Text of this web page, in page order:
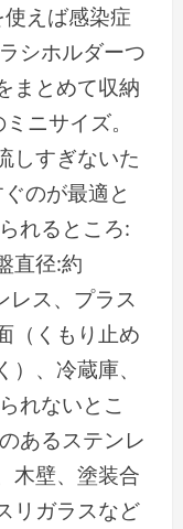
えば感染症
シホルダーつ
まとめて収納
ニサイズ。
しすぎないた
のが最適と
れるところ:
直径:約
レス、プラス
（くもり止め
、冷蔵庫、
れないとこ
あるステンレ
木壁、塗装合
リガラスなど